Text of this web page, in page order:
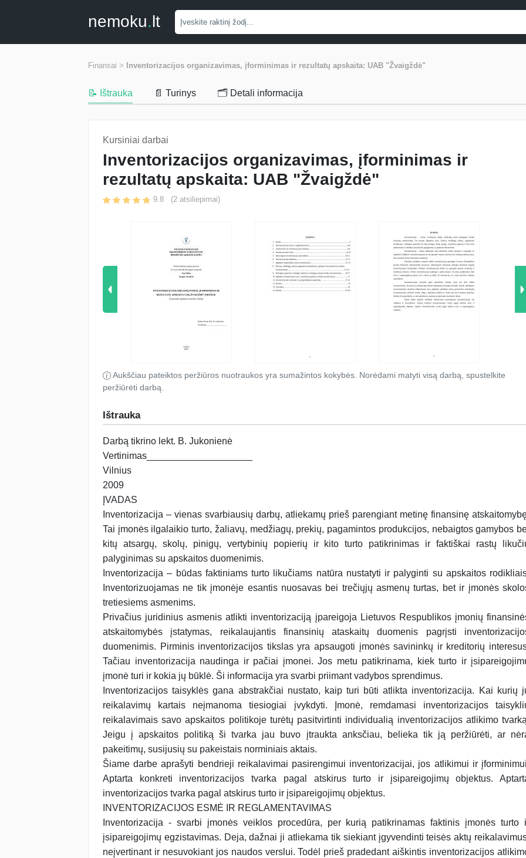
nemoku.lt
Finansai > Inventorizacijos organizavimas, įforminimas ir rezultatų apskaita: UAB "Žvaigždė"
📝 Ištrauka 📄 Turinys 🗂️ Detali informacija
Kursiniai darbai
Inventorizacijos organizavimas, įforminimas ir
rezultatų apskaita: UAB "Žvaigždė"
9.8 (2 atsiliepimai)
Aukščiau pateiktos peržiūros nuotraukos yra sumažintos kokybės. Norėdami matyti visą darbą, spustelkite
peržiūrėti darbą.
Ištrauka
Darbą tikrino lekt. B. Jukonienė
Vertinimas____________________
Vilnius
2009
ĮVADAS
Inventorizacija – vienas svarbiausių darbų, atliekamų prieš parengiant metinę finansinę
Tai įmonės ilgalaikio turto, žaliavų, medžiagų, prekių, pagamintos produkcijos, nebaigtos gamybos
kitų atsargų, skolų, pinigų, vertybinių popierių ir kito turto patikrinimas ir faktiškai rastų
palyginimas su apskaitos duomenimis.
Inventorizacija – būdas faktiniams turto likučiams natūra nustatyti ir palyginti su apskaitos
Inventorizuojamas ne tik įmonėje esantis nuosavas bei trečiųjų asmenų turtas, bet ir įmonės
tretiesiems asmenims.
Privačius juridinius asmenis atlikti inventorizaciją įpareigoja Lietuvos Respublikos įmonių
atskaitomybės įstatymas, reikalaujantis finansinių ataskaitų duome­nis pagrįsti
duomenimis. Pirminis inventorizacijos tikslas yra apsaugoti įmonės savininkų ir kreditorių
Tačiau inventorizacija naudinga ir pačiai įmonei. Jos metu patikrinama, kiek turto ir
įmonė turi ir kokia jų būklė. Ši informacija yra svarbi priimant vadybos sprendimus.
Inventorizacijos taisyklės gana abstrakčiai nustato, kaip turi būti atlikta inventorizacija. Kai kurių
reikalavimų kartais neįmanoma tiesiogiai įvykdyti. Įmonė, remdamasi inventorizacijos
reikalavimais savo apskaitos politikoje turėtų pasitvirtinti individualią inventorizacijos atlikimo
Jeigu į apskaitos politiką ši tvarka jau buvo įtraukta anksčiau, belieka tik ją peržiūrėti, ar
pakeitimų, susijusių su pakeistais norminiais aktais.
Šiame darbe aprašyti bendrieji reikalavimai pasirengimui inventorizaci­jai, jos atlikimui ir
Aptarta konkreti inventorizacijos tvarka pagal atskirus turto ir įsipareigojimų objektus.
inventorizacijos tvarka pagal atskirus turto ir įsipareigojimų objektus.
INVENTORIZACIJOS ESMĖ IR REGLAMENTAVIMAS
Inventorizacija - svarbi įmonės veiklos procedūra, per kurią patikrinamas faktinis įmonės turto
įsipareigojimų egzistavimas. Deja, dažnai ji atliekama tik siekiant įgyven­dinti teisės aktų
neįvertinant ir nesuvokiant jos naudos verslui. Todėl prieš pradedant aiškintis inventorizacijos